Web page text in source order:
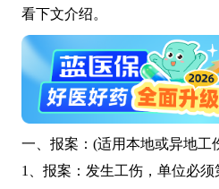
看下文介绍。
一、报案：(适用本地或异地工
1、报案：发生工伤，单位必